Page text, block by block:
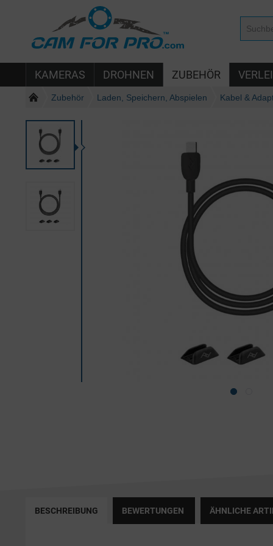
KAMERAS DROHNEN ZUBEHÖR
Zubehör Laden, Speichern, Abspielen Kabel &
BESCHREIBUNG BEWERTUNGEN ÄHNLICHE